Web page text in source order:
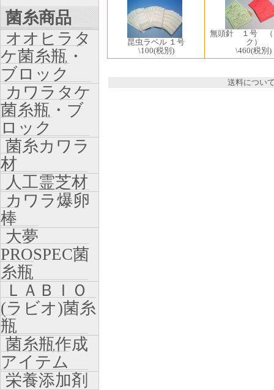
昆虫ラベル １号
\100(税別)
無頭針 １号 （
ク）
\460(税別)
送料につい
菌糸商品
オオヒラタ
ケ菌糸瓶・
ブロック
カワラタケ
菌糸瓶・ブ
ロック
菌糸カワラ
材
人工霊芝材
カワラ爆卵
棒
大夢
PROSPEC菌
糸瓶
ＬＡＢＩＯ
(ラビオ)菌糸
瓶
菌糸瓶作成
アイテム
栄養添加剤